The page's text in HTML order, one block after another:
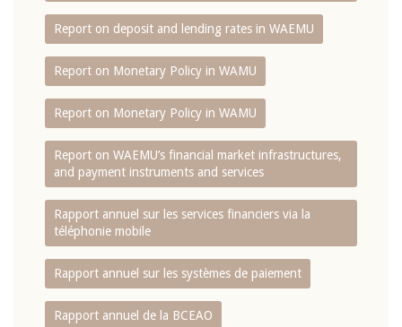
Report on deposit and lending rates in WAEMU
Report on Monetary Policy in WAMU
Report on Monetary Policy in WAMU
Report on WAEMU’s financial market infrastructures,
and payment instruments and services
Rapport annuel sur les services financiers via la
téléphonie mobile
Rapport annuel sur les systèmes de paiement
Rapport annuel de la BCEAO